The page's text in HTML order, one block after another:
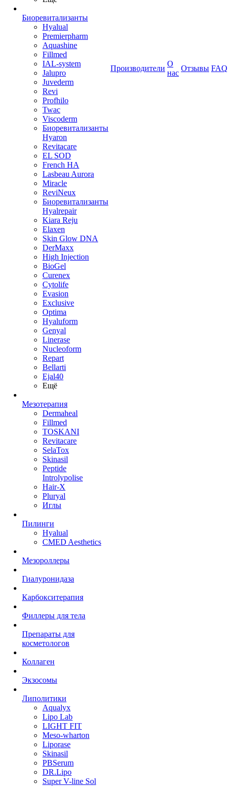
Биоревитализанты
Hyalual
Premierpharm
Aquashine
Fillmed
IAL-system
Jalupro
Juvederm
Revi
Profhilo
Twac
Viscoderm
Биоревитализанты
Hyaron
Revitacare
EL SOD
French HA
Lasbeau Aurora
Miracle
ReviNeux
Биоревитализанты
Hyalrepair
Kiara Reju
Elaxen
Skin Glow DNA
DerMaxx
High Injection
BioGel
Curenex
Cytolife
Evasion
Exclusive
Optima
Hyaluform
Genyal
Linerase
Nucleoform
Repart
Bellarti
Ejal40
Ещё
Мезотерапия
Dermaheal
Fillmed
TOSKANI
Revitacare
SelaTox
Skinasil
Peptide
Introlypolise
Hair-X
Pluryal
Иглы
Пилинги
Hyalual
CMED Aesthetics
Мезороллеры
Гиалуронидаза
Карбокситерапия
Филлеры для тела
Препараты для
косметологов
Коллаген
Экзосомы
Липолитики
Aqualyx
Lipo Lab
LIGHT FIT
Meso-wharton
Liporase
Skinasil
PBSerum
DR.Lipo
Super V-line Sol
Производители
О
нас
Отзывы FAQ